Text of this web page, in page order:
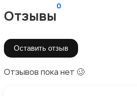
Отзывы
0
Оставить отзыв
Отзывов пока нет 🥴